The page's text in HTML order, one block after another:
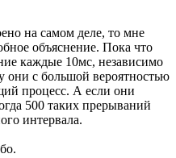
на самом деле, то мне
объяснение. Пока что
каждые 10мс, независимо
они с большой вероятностью
процесс. А если они
500 таких прерываний
интервала.